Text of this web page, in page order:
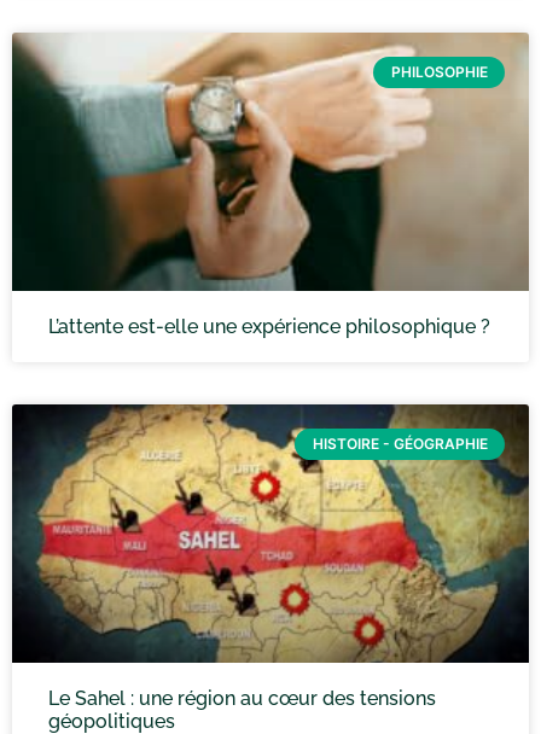
PHILOSOPHIE
L’attente est-elle une expérience philosophique ?
HISTOIRE - GÉOGRAPHIE
Le Sahel : une région au cœur des tensions
géopolitiques